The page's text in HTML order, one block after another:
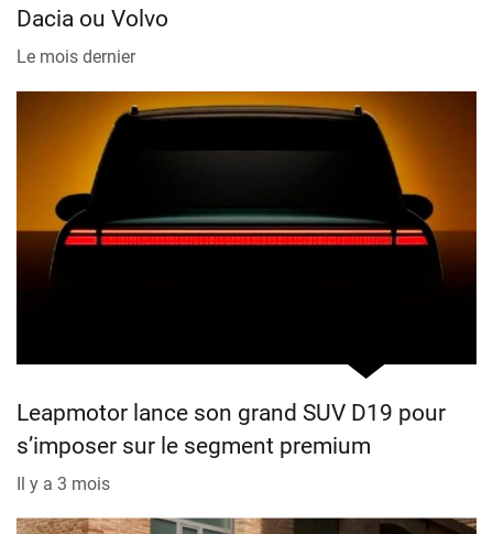
Dacia ou Volvo
Le mois dernier
Leapmotor lance son grand SUV D19 pour
s’imposer sur le segment premium
Il y a 3 mois